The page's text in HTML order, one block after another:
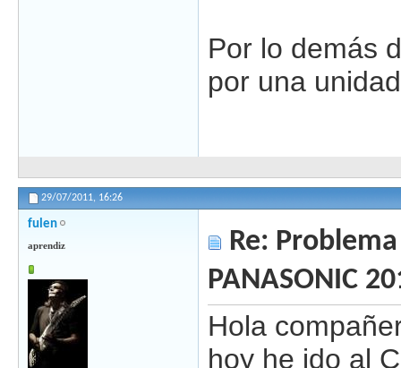
Por lo demás
por una
29/07/2011, 16:26
fulen
aprendiz
Re:
PANASONIC
Hola
hoy he ido al